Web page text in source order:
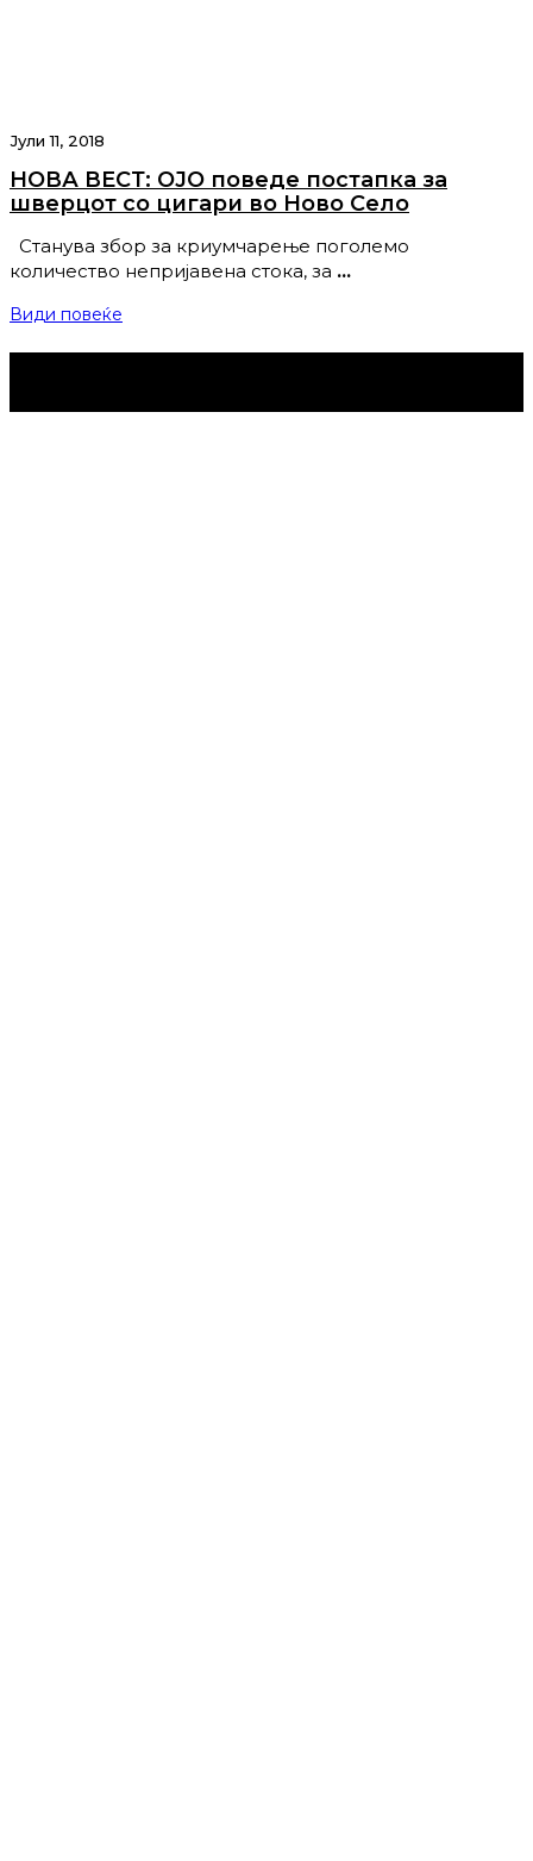
Јули 11, 2018
НОВА ВЕСТ: ОЈО поведе постапка за
шверцот со цигари во Ново Село
Станува збор за криумчарење поголемо
количество непријавена стока, за …
Види повеќе